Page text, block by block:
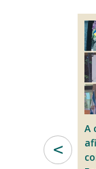
e as novas
Congreso
A